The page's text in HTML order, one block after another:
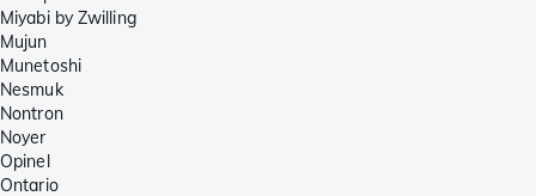
Miyabi by Zwilling
Mujun
Munetoshi
Nesmuk
Nontron
Noyer
Opinel
Ontario